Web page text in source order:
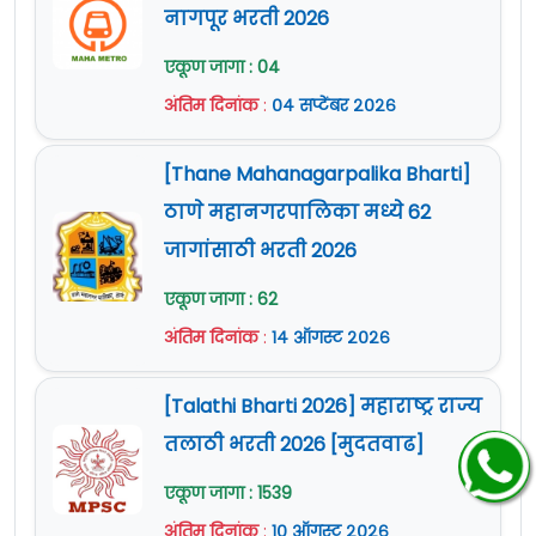
12 स्टोअर कीपर /Store Keeper
Eligibility Criteria For CSL Bharti 2026
पद
क्रमांक
शैक्षणिक पात्रता
1 ते 4
Electrical/ Electrical &
Electronics/Electronics
Communication
नागपूर भरती 2026
एकूण जागा : 04
अंतिम दिनांक: ०४ सप्टेंबर २०२६
[Thane Mahanagarpalika Bharti]
ठाणे महानगरपालिका मध्ये 62
जागांसाठी भरती 2026
एकूण जागा : 62
अंतिम दिनांक: १४ ऑगस्ट २०२६
[Talathi Bharti 2026] महाराष्ट्र राज्य
तलाठी भरती 2026 [मुदतवाढ]
एकूण जागा : 1539